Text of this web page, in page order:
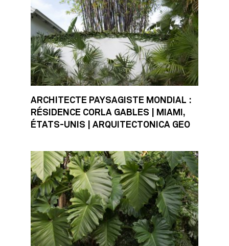
ARCHITECTE PAYSAGISTE MONDIAL :
RÉSIDENCE CORLA GABLES | MIAMI,
ÉTATS-UNIS | ARQUITECTONICA GEO